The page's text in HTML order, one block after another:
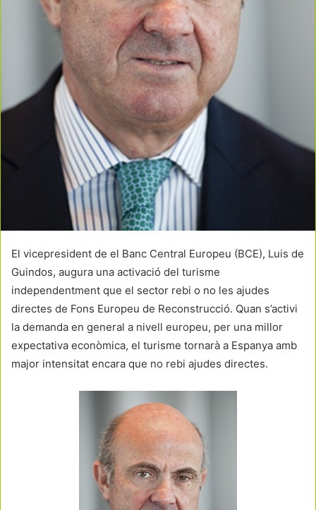
El vicepresident de el Banc Central Europeu (BCE), Luis de
Guindos, augura una activació del turisme
independentment que el sector rebi o no les ajudes
directes de Fons Europeu de Reconstrucció. Quan s’activi
la demanda en general a nivell europeu, per una millor
expectativa econòmica, el turisme tornarà a Espanya amb
major intensitat encara que no rebi ajudes directes.